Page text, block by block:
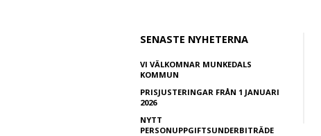
SENASTE NYHETERNA
VI VÄLKOMNAR MUNKEDALS
KOMMUN
PRISJUSTERINGAR FRÅN 1 JANUARI
2026
NYTT
PERSONUPPGIFTSUNDERBITRÄDE